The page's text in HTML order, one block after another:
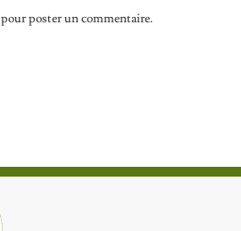
pour poster un commentaire.